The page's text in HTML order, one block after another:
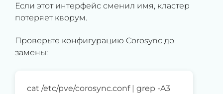
Если этот интерфейс сменил имя, кластер
потеряет кворум.
Проверьте конфигурацию Corosync до
замены:
cat /etc/pve/corosync.conf | grep -A3